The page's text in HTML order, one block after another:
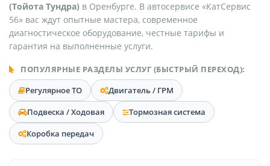
(Тойота Тундра) в Оренбурге. В автосервисе «КатСервис
56» вас ждут опытные мастера, современное
диагностическое оборудование, честные тарифы и
гарантия на выполненные услуги.
ПОПУЛЯРНЫЕ РАЗДЕЛЫ УСЛУГ (БЫСТРЫЙ ПЕРЕХОД):
Регулярное ТО
Двигатель / ГРМ
Подвеска / Ходовая
Тормозная система
Коробка передач